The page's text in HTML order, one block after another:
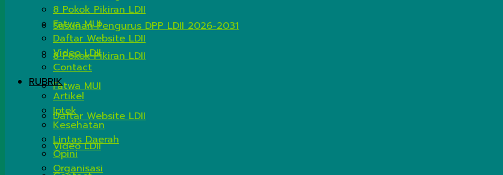
Susunan Pengurus DPP LDII 2026-2031
8 Pokok Pikiran LDII
Fatwa MUI
Daftar Website LDII
Video LDII
8 Pokok Pikiran LDII
Fatwa MUI
Daftar Website LDII
Video LDII
Contact
RUBRIK
Artikel
Iptek
Kesehatan
Lintas Daerah
Opini
Organisasi